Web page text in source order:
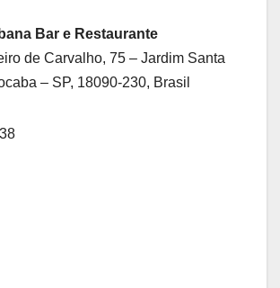
Bar e Restaurante
de Carvalho, 75 – Jardim Santa
– SP, 18090-230, Brasil